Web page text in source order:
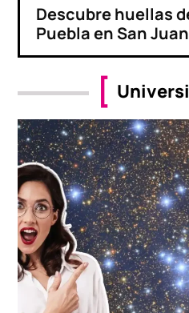
Descubre huellas
Puebla en San